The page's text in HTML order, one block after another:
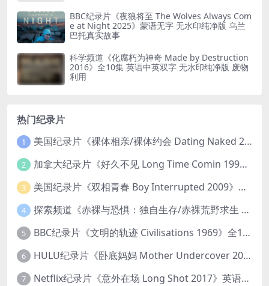
BBC纪录片《夜狼将至 The Wolves Always Com
e at Night 2025》蒙语无字 无水印纯净版 乌兰
巴托真实故事
科学频道《化腐朽为神奇 Made by Destruction
2016》全10集 英语中英双字 无水印纯净版 废物
利用
热门纪录片
1 美国纪录片《裸体相亲/裸体约会 Dating Naked 2014-2016》第1-3季全33集 英语中英双字 无水印纯净版 1080P/MKV/85.6G 裸体相亲真人秀
2 加拿大纪录片《好久不见 Long Time Comin 1993》英语中英双字 官方纯净版 1080P/MKV/1G 女同性艺术家
3 美国纪录片《双相青春 Boy Interrupted 2009》英语中英双字 官方纯净版 1080P/MKV/1.43G 青少年躁郁症
4 探索频道《赤裸与恐惧：独自生存/赤裸荒野求生 Naked and Afraid: Solo 2023》第一季全8集 英语中英双字 官方纯净版 高码1080P/MKV/45.4G
5 BBC纪录片《文明的轨迹 Civilisations 1969》全13集 英语中英双字 高清收藏版 1080P/MKV/64.1G 西方艺术史话
6 HULU纪录片《卧底妈妈 Mother Undercover 2023》全4集 英语中英双字 官方纯净版 1080P/MKV/7.6G 拯救孩子
7 Netflix纪录片《意外在场 Long Shot 2017》英语中字 720P/NKV/1.06GB 美国谋杀误判案件